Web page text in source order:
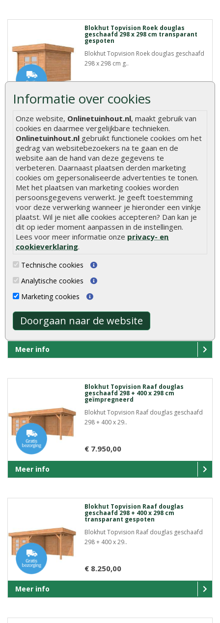
Informatie over cookies
Onze website, Onlinetuinhout.nl, maakt gebruik van
cookies en daarmee vergelijkbare technieken.
Onlinetuinhout.nl gebruikt functionele cookies om het
gedrag van websitebezoekers na te gaan en de
website aan de hand van deze gegevens te
verbeteren. Daarnaast plaatsen derden marketing
cookies om gepersonaliseerde advertenties te tonen.
Met het plaatsen van marketing cookies worden
persoonsgegevens verwerkt. Je geeft toestemming
voor deze verwerking wanneer je hieronder een vinkje
plaatst. Wil je niet alle cookies accepteren? Dan kan je
dit op ieder moment aanpassen in de instellingen.
Lees voor meer informatie onze privacy- en
cookieverklaring.
Technische cookies
Analytische cookies
Marketing cookies
Doorgaan naar de website
Blokhut Topvision Roek douglas
geschaafd 298 x 298 cm transparant
gespoten
Blokhut Topvision Roek douglas geschaafd
298 x 298 cm g..
Blokhut Topvision Roek douglas
geschaafd 298 x 298 cm zwarte wanden
Blokhut Topvision Roek douglas geschaafd
298 x 298 cm z..
€ 5.315,00
Meer info
Blokhut Topvision Raaf douglas
298 + 400 x 29..
€ 7.235,00
Meer info
Blokhut Topvision Raaf douglas
geschaafd 298 + 400 x 298 cm
geïmpregneerd
Blokhut Topvision Raaf douglas geschaafd
298 + 400 x 29..
€ 7.950,00
Meer info
Blokhut Topvision Raaf douglas
geschaafd 298 + 400 x 298 cm
transparant gespoten
Blokhut Topvision Raaf douglas geschaafd
298 + 400 x 29..
€ 8.250,00
Meer info